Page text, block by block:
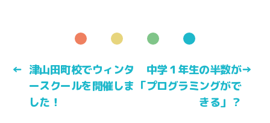
← 津山田町校でウィンタ
ースクールを開催しま
した！
→
中学１年生の半数が
「プログラミングがで
きる」？